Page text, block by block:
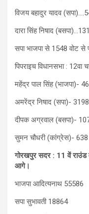
विजय बहादुर यादव
दारा सिंह निषाद
सपा भाजपा से 1548 वोट से
पिपराइच विधानसभा : 12वा
महेंद्र पाल सिंह (भाजपा)-
अमरेंद्र निषाद (सपा)-
दीपक अग्रवाल (बसपा)-
सुमन चौधरी (कांग्रेस)-
गोरखपुर सदर : 11 वें राउंड
आगे।
भाजपा आदित्यनाथ 55586
सपा सुभावती 18864